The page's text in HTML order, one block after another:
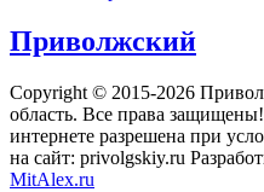
Приволжский
Copyright © 2015-2026
область. Все права
интернете разрешена при
на сайт: privolgskiy.ru
MitAlex.ru